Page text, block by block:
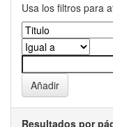
Usa los filtros para
Resultados por